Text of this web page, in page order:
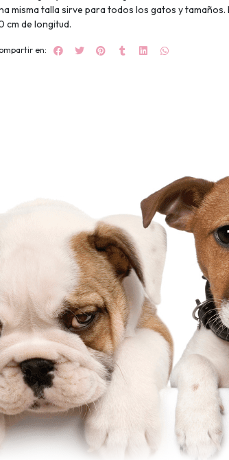
misma talla sirve para todos los gatos y tamaños.
cm de longitud.
en: